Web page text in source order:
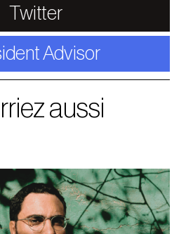
Twitter
Advisor
aussi